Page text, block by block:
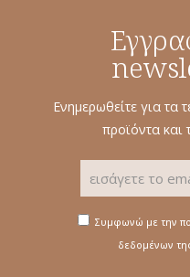
Ενημερωθείτε για τα
προϊόντα και
Συμφωνώ με την
δεδομένων